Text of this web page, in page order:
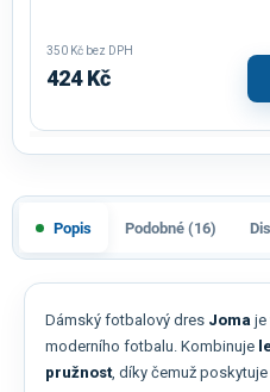
350 Kč bez DPH
424 Kč
Popis Podobné (16)
Dámský fotbalový dres Joma je
moderního fotbalu. Kombinuje
pružnost, díky čemuž